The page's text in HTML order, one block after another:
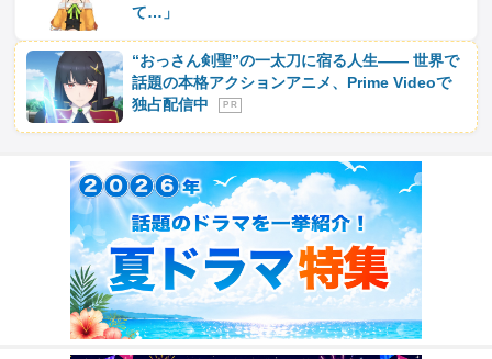
て…」
“おっさん剣聖”の一太刀に宿る人生―― 世界で
話題の本格アクションアニメ、Prime Videoで
独占配信中
P R